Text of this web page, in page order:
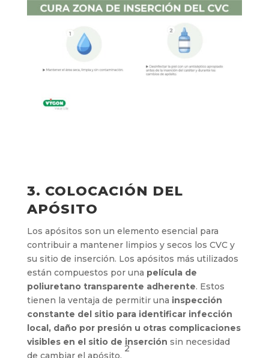
3. COLOCACIÓN DEL
APÓSITO
Los apósitos son un elemento esencial para
contribuir a mantener limpios y secos los CVC y
su sitio de inserción. Los apósitos más utilizados
están compuestos por una película de
poliuretano transparente adherente. Estos
tienen la ventaja de permitir una inspección
constante del sitio para identificar infección
local, daño por presión u otras complicaciones
visibles en el sitio de inserción sin necesidad
de cambiar el apósito.
2